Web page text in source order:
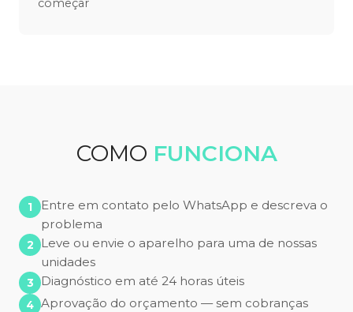
começar
COMO FUNCIONA
Entre em contato pelo WhatsApp e descreva o
problema
Leve ou envie o aparelho para uma de nossas
unidades
Diagnóstico em até 24 horas úteis
Aprovação do orçamento — sem cobranças